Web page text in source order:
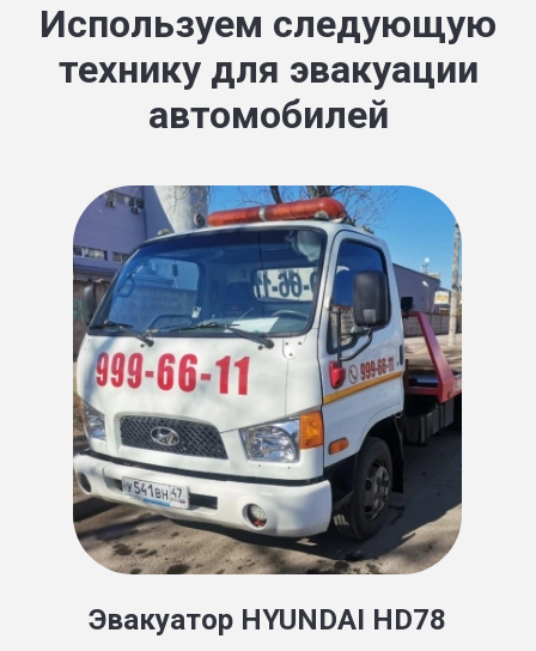
Используем следующую
технику для эвакуации
автомобилей
Эвакуатор HYUNDAI HD78